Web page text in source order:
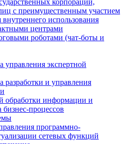
корпораций,
с преимущественным участием
использования
центрами
роботами (чат-боты и
управления экспертной
разработки и управления
обработки информации и
бизнес-процессов
программно-
сетевых функций